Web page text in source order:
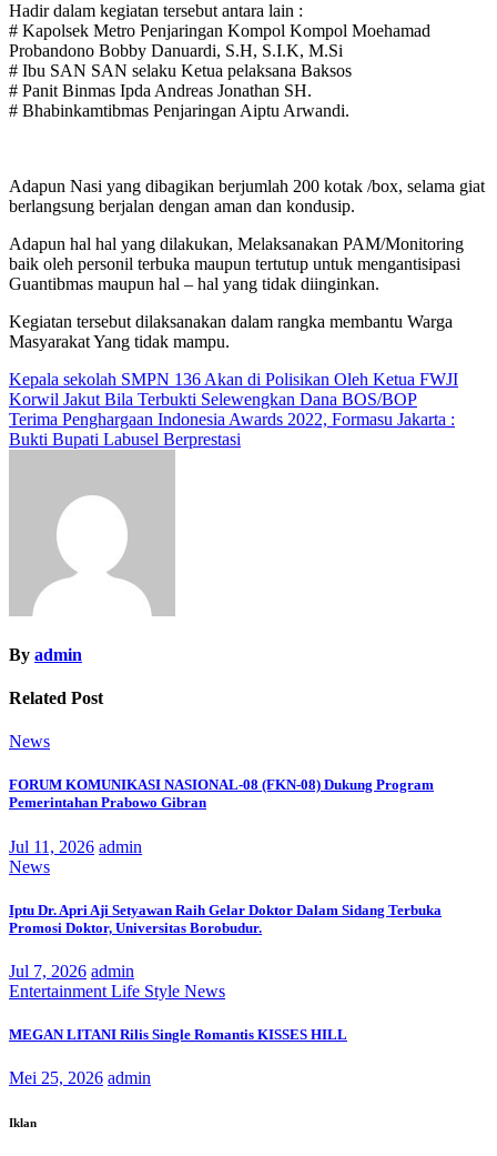
Hadir dalam kegiatan tersebut antara lain :
# Kapolsek Metro Penjaringan Kompol Kompol Moehamad
Probandono Bobby Danuardi, S.H, S.I.K, M.Si
# Ibu SAN SAN selaku Ketua pelaksana Baksos
# Panit Binmas Ipda Andreas Jonathan SH.
# Bhabinkamtibmas Penjaringan Aiptu Arwandi.
Adapun Nasi yang dibagikan berjumlah 200 kotak /box, selama giat
berlangsung berjalan dengan aman dan kondusip.
Adapun hal hal yang dilakukan, Melaksanakan PAM/Monitoring
baik oleh personil terbuka maupun tertutup untuk mengantisipasi
Guantibmas maupun hal – hal yang tidak diinginkan.
Kegiatan tersebut dilaksanakan dalam rangka membantu Warga
Masyarakat Yang tidak mampu.
Navigasi
pos
Kepala sekolah SMPN 136 Akan di Polisikan Oleh Ketua FWJI
Korwil Jakut Bila Terbukti Selewengkan Dana BOS/BOP
Terima Penghargaan Indonesia Awards 2022, Formasu Jakarta :
Bukti Bupati Labusel Berprestasi
By admin
Related Post
News
FORUM KOMUNIKASI NASIONAL-08 (FKN-08) Dukung Program
Pemerintahan Prabowo Gibran
Jul 11, 2026 admin
News
Iptu Dr. Apri Aji Setyawan Raih Gelar Doktor Dalam Sidang Terbuka
Promosi Doktor, Universitas Borobudur.
Jul 7, 2026 admin
Entertainment Life Style News
MEGAN LITANI Rilis Single Romantis KISSES HILL
Mei 25, 2026 admin
Iklan